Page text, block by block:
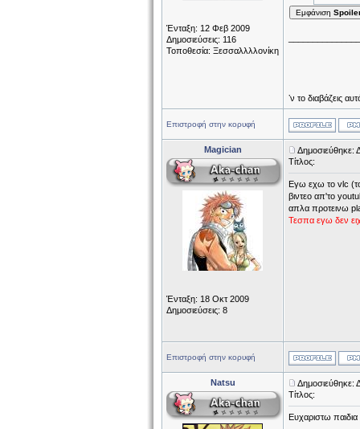
Ένταξη: 12 Φεβ 2009
Δημοσιεύσεις: 116
Τοποθεσία: Ξεσσαλλλλονίκη
Εμφάνιση
ʼν το διαβάζεις
Επιστροφή στην κορυφή
Magician
Ένταξη: 18 Οκτ 2009
Δημοσιεύσεις: 8
Δημοσιεύθηκε:
Τίτλος:
Εγω εχω το vlc (το
βιντεο απ'το
απλα προτεινω
Τεσπα εγω δεν
Επιστροφή στην κορυφή
Natsu
Δημοσιεύθηκε:
Τίτλος:
Ευχαριστω